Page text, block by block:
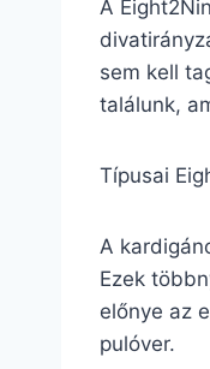
A
sem kell
találunk,
Típusai
A
Ezek
előnye az
pulóver.